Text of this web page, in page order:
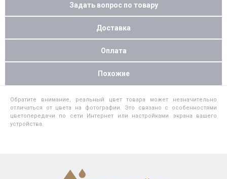
Задать вопрос по товару
Доставка
Оплата
Похожие
Обратите внимание, реальный цвет товара может незначительно
отличаться от цвета на фотографии. Это связано с особенностями
цветопередачи по сети Интернет или настройками экрана вашего
устройства.